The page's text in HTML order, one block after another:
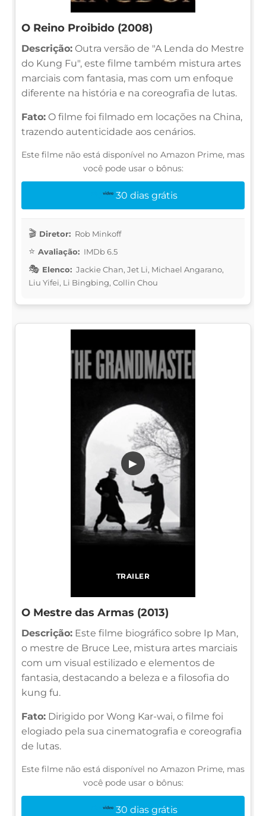
O Reino Proibido (2008)
Descrição: Outra versão de "A Lenda do Mestre
do Kung Fu", este filme também mistura artes
marciais com fantasia, mas com um enfoque
diferente na história e na coreografia de lutas.
Fato: O filme foi filmado em locações na China,
trazendo autenticidade aos cenários.
Este filme não está disponível no Amazon Prime, mas
você pode usar o bônus:
30 dias grátis
Diretor: Rob Minkoff
Avaliação: IMDb 6.5
Elenco: Jackie Chan, Jet Li, Michael Angarano,
Liu Yifei, Li Bingbing, Collin Chou
TRAILER
▶
O Mestre das Armas (2013)
Descrição: Este filme biográfico sobre Ip Man,
o mestre de Bruce Lee, mistura artes marciais
com um visual estilizado e elementos de
fantasia, destacando a beleza e a filosofia do
kung fu.
Fato: Dirigido por Wong Kar-wai, o filme foi
elogiado pela sua cinematografia e coreografia
de lutas.
Este filme não está disponível no Amazon Prime, mas
você pode usar o bônus:
30 dias grátis